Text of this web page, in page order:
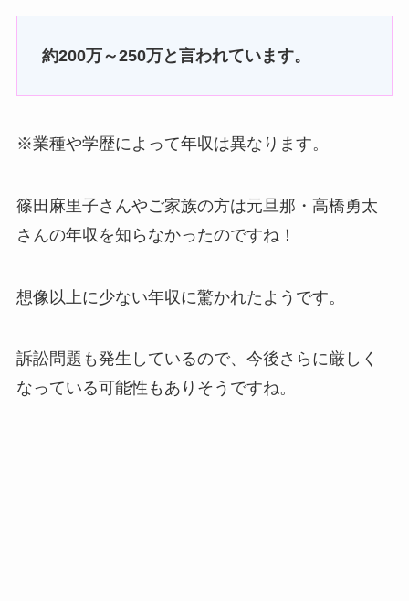
約200万～250万と言われています。
※業種や学歴によって年収は異なります。
篠田麻里子さんやご家族の方は元旦那・高橋勇太
さんの年収を知らなかったのですね！
想像以上に少ない年収に驚かれたようです。
訴訟問題も発生しているので、今後さらに厳しく
なっている可能性もありそうですね。